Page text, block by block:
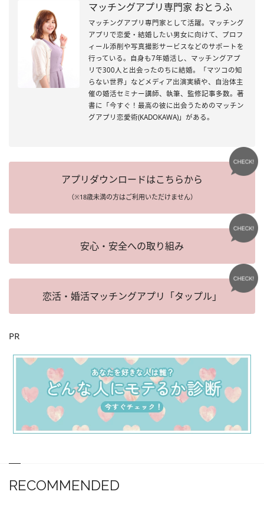
マッチングアプリ専門家 おとうふ
マッチングアプリ専門家として活躍。マッチング
アプリで恋愛・結婚したい男女に向けて、プロフ
ィール添削や写真撮影サービスなどのサポートを
行っている。自身も7年婚活し、マッチングアプ
リで300人と出会ったのちに結婚。「マツコの知
らない世界」などメディア出演実績や、自治体主
催の婚活セミナー講師、執筆、監修記事多数。著
書に「今すぐ！最高の彼に出会うためのマッチン
グアプリ恋愛術(KADOKAWA)」がある。
アプリダウンロードはこちらから
（※18歳未満の方はご利用いただけません）
安心・安全への取り組み
恋活・婚活マッチングアプリ「タップル」
PR
RECOMMENDED